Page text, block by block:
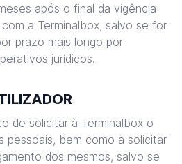
após o final da vigência
a Terminalbox, salvo se for
prazo mais longo por
jurídicos.
de solicitar à Terminalbox o
pessoais, bem como a solicitar
dos mesmos, salvo se